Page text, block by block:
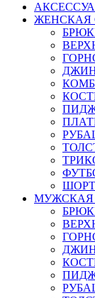
ЖЕНСКАЯ
МУЖСКАЯ